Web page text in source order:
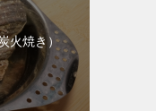
火焼き）